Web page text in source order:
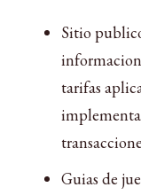
Sitio
tarifas
Guias de